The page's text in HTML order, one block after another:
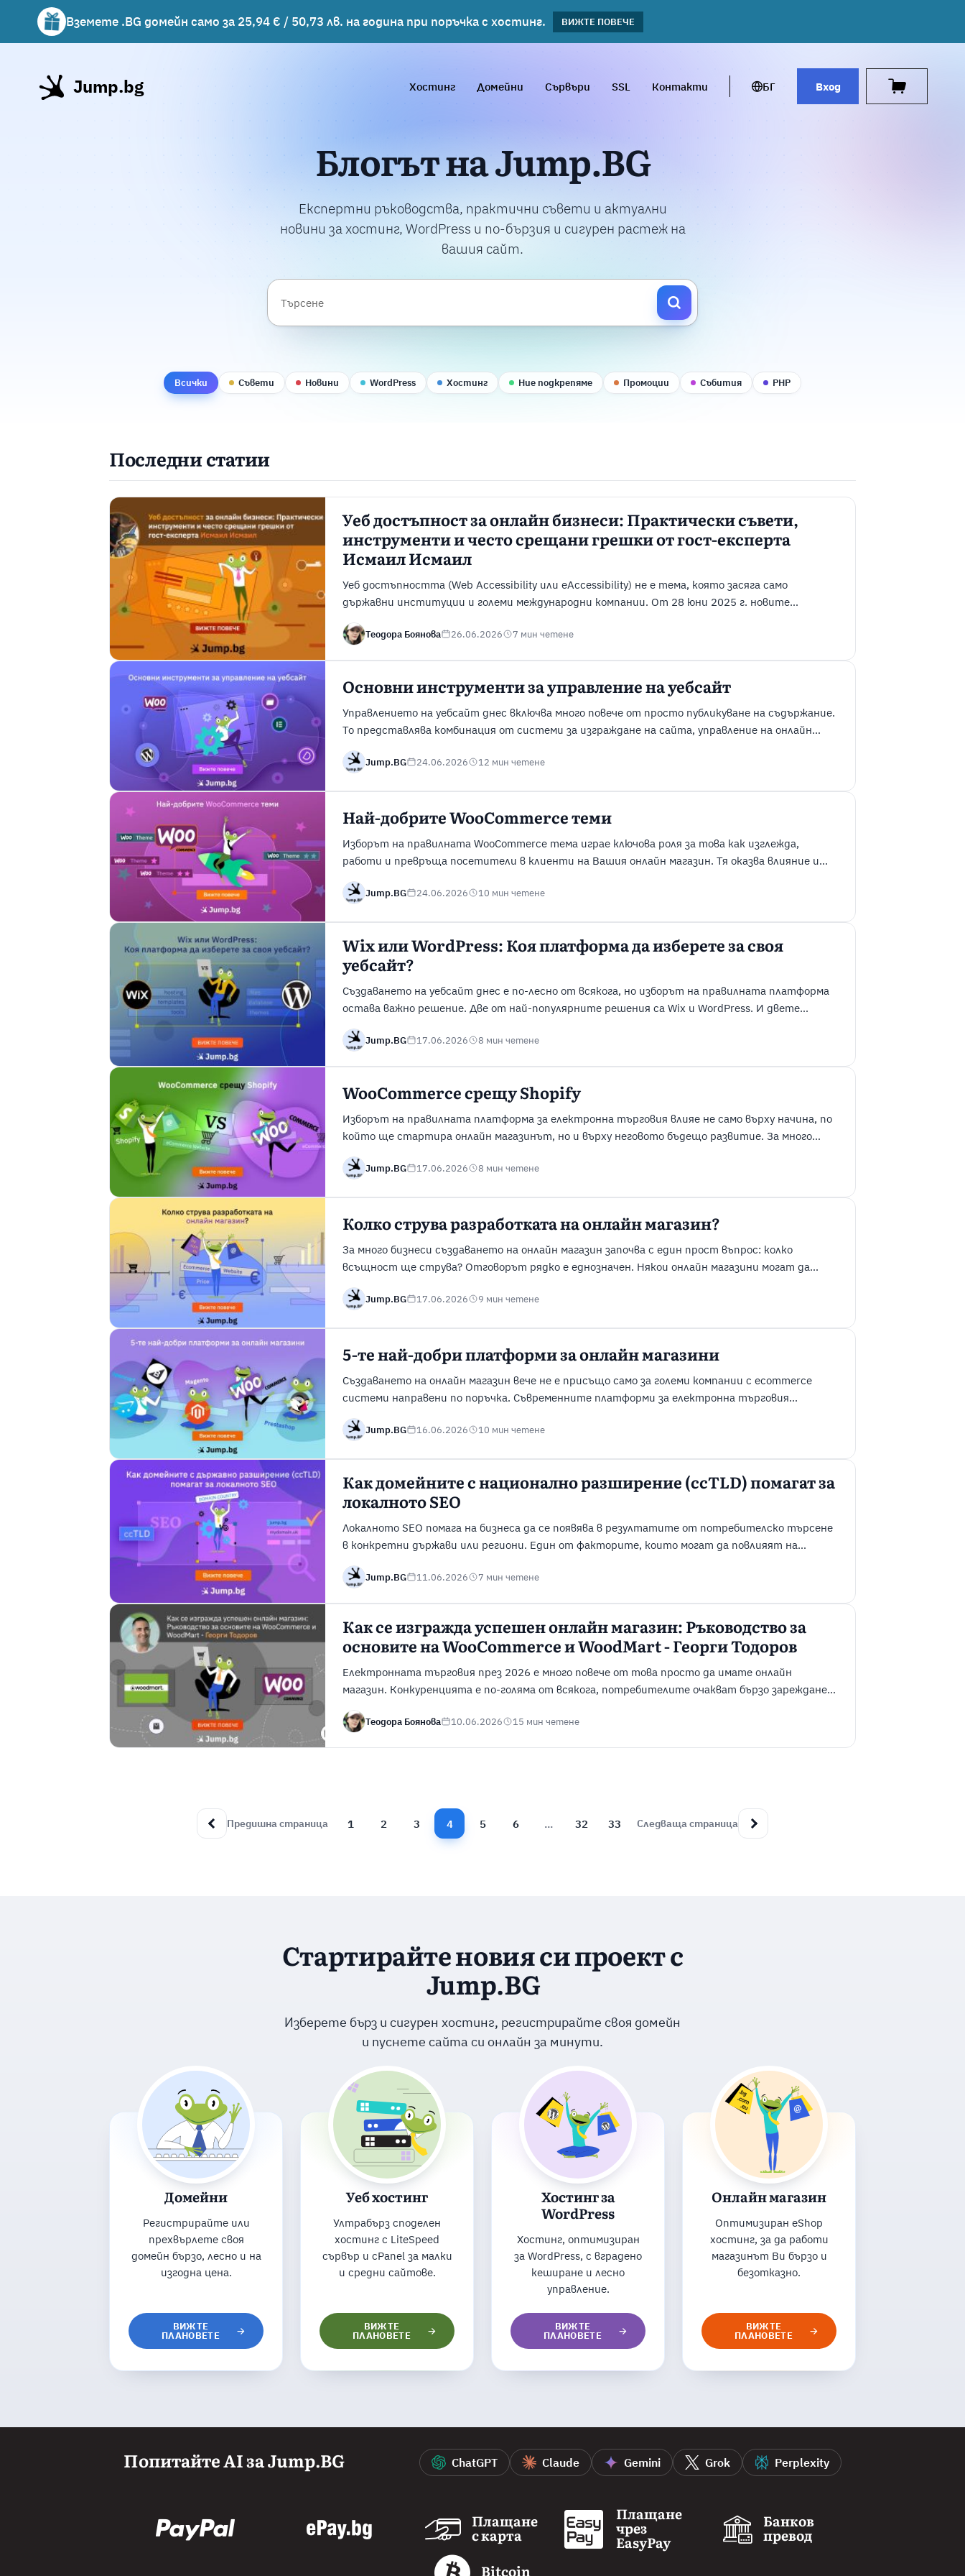
Вземете .BG домейн само за 25,94 € / 50,73 лв. на година при поръчка с хостинг. ВИЖТЕ ПОВЕЧЕ
Вземете подарък чаша с избрани хостинг планове! ВИЖΤΕ ПОВЕЧЕ
Jump.bg Хостинг Домейни Сървъри SSL Контакти БГ Вход
Блогът на Jump.BG
Експертни ръководства, практични съвети и актуални
новини за хостинг, WordPress и по-бързия и сигурен растеж на
вашия сайт.
Всички Съвети Новини WordPress Хостинг Ние подкрепяме Промоции Събития PHP
Последни статии
Уеб достъпност за онлайн бизнеси: Практически съвети,
инструменти и често срещани грешки от гост-експерта
Исмаил Исмаил
Уеб достъпността (Web Accessibility или eAccessibility) не е тема, която засяга само
държавни институции и големи международни компании. От 28 юни 2025 г. новите
изисквания на Европейския съюз и Европейския акт за достъпност поставят онлайн
магазините, банките, телекомуникационните оператори и редица дигитални услуги под
Теодора Боянова 26.06.2026 7 мин четене
Основни инструменти за управление на уебсайт
Управлението на уебсайт днес включва много повече от просто публикуване на съдържание.
То представлява комбинация от системи за изграждане на сайта, управление на онлайн
магазини, хостинг инфраструктура, оптимизация на производителността, проследяване
на потребителското поведение и поддържане на комуникация с посетителите. Всяка от
Jump.BG 24.06.2026 12 мин четене
Най-добрите WooCommerce теми
Изборът на правилната WooCommerce тема играе ключова роля за това как изглежда,
работи и превръща посетители в клиенти на Вашия онлайн магазин. Тя оказва влияние и
върху скоростта на зареждане, представянето на продуктите и цялостното
потребителско изживяване при пазаруване. Не всички WooCommerce теми обаче са еднакви.
Jump.BG 24.06.2026 10 мин четене
Wix или WordPress: Коя платформа да изберете за своя
уебсайт?
Създаването на уебсайт днес е по-лесно от всякога, но изборът на правилната платформа
остава важно решение. Две от най-популярните решения са Wix и WordPress. И двете
позволяват създаването на професионални сайтове, но се различават значително по
отношение на гъвкавост, персонализация, лекота на работа и възможности за бъдещо
Jump.BG 17.06.2026 8 мин четене
WooCommerce срещу Shopify
Изборът на правилната платформа за електронна търговия влияе не само върху начина, по
който ще стартира онлайн магазинът, но и върху неговото бъдещо развитие. За много
бизнеси изборът най-често се свежда до WooCommerce или Shopify - две от най-
популярните решения за изграждане на онлайн магазини. И двете платформи могат
Jump.BG 17.06.2026 8 мин четене
Колко струва разработката на онлайн магазин?
За много бизнеси създаването на онлайн магазин започва с един прост въпрос: колко
всъщност ще струва? Отговорът рядко е еднозначен. Някои онлайн магазини могат да
бъдат стартирани с относително малък бюджет, докато други изискват сериозна
инвестиция, преди да са готови да обслужват реални клиенти и поръчки.
Jump.BG 17.06.2026 9 мин четене
5-те най-добри платформи за онлайн магазини
Създаването на онлайн магазин вече не е присъщо само за големи компании с ecommerce
системи направени по поръчка. Съвременните платформи за електронна търговия
позволяват на бизнесите да стартират и управляват онлайн магазини също. Те имат
вградени инструменти за управление на продукти, обработка на поръчки, плащания и
Jump.BG 16.06.2026 10 мин четене
Как домейните с национално разширение (ccTLD) помагат за
локалното SEO
Локалното SEO помага на бизнеса да се появява в резултатите от потребителско търсене
в конкретни държави или региони. Един от факторите, които могат да повлияят на
локалната видимост, е използването на домейни с код на държава, известни още като
ccTLD. Това са домейни като .uk, .ca или .bg, които показват географска релевантност
Jump.BG 11.06.2026 7 мин четене
Как се изгражда успешен онлайн магазин: Ръководство за
основите на WooCommerce и WoodMart - Георги Тодоров
Електронната търговия през 2026 е много повече от това просто да имате онлайн
магазин. Конкуренцията е по-голяма от всякога, потребителите очакват бързо зареждане,
лесна навигация и безпроблемно пазаруване, а всяко техническо забавяне може директно да
се отрази върху продажбите. Именно затова изграждането на стабилен WooCommerce
Теодора Боянова 10.06.2026 15 мин четене
Предишна страница 1 2 3 4 5 6 ... 32 33 Следваща страница
Стартирайте новия си проект с
Jump.BG
Изберете бърз и сигурен хостинг, регистрирайте своя домейн
и пуснете сайта си онлайн за минути.
Домейни
Регистрирайте или
прехвърлете своя
домейн бързо, лесно и на
изгодна цена.
ВИЖТЕ
ПЛАНОВЕТЕ
Уеб хостинг
Ултрабърз споделен
хостинг с LiteSpeed
сървър и cPanel за малки
и средни сайтове.
ВИЖТЕ
ПЛАНОВЕТЕ
Хостинг за
WordPress
Хостинг, оптимизиран
за WordPress, с вградено
кеширане и лесно
управление.
ВИЖТЕ
ПЛАНОВЕТЕ
Онлайн магазин
Оптимизиран eShop
хостинг, за да работи
магазинът Ви бързо и
безотказно.
ВИЖТЕ
ПЛАНОВЕТЕ
Попитайте AI за Jump.BG ChatGPT Claude Gemini Grok Perplexity
Плащане
с карта
Плащане
чрез
EasyPay
Банков
превод
Bitcoin